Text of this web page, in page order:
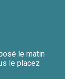
le matin
le placez